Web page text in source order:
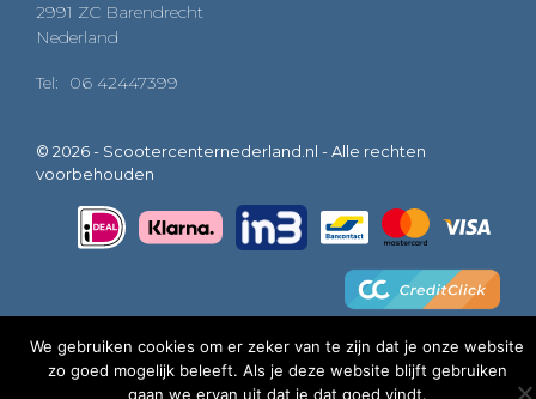
2991 ZC Barendrecht
Nederland
Tel: 06 42447399
© 2026 - Scootercenternederland.nl - Alle rechten
voorbehouden
We gebruiken cookies om er zeker van te zijn dat je onze website
zo goed mogelijk beleeft. Als je deze website blijft gebruiken
gaan we ervan uit dat je dat goed vindt.